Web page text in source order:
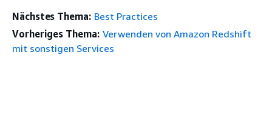
Nächstes Thema: Best Practices
Vorheriges Thema: Verwenden von Amazon Redshift
mit sonstigen Services